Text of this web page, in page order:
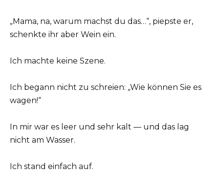
„Mama, na, warum machst du das…“, piepste er,
schenkte ihr aber Wein ein.
Ich machte keine Szene.
Ich begann nicht zu schreien: „Wie können Sie es
wagen!“
In mir war es leer und sehr kalt — und das lag
nicht am Wasser.
Ich stand einfach auf.